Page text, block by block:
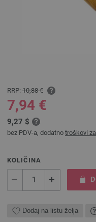
RRP: 10,88 €
7,94 €
9,27 $
bez PDV-a, dodatno troškovi
KOLIČINA
Dodaj na listu želja